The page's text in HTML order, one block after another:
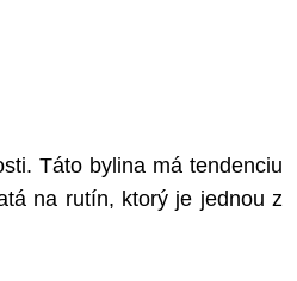
Táto bylina má tendenciu
na rutín, ktorý je jednou z